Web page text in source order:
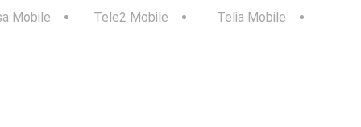
Telia Mobile
Tele2 Mobile
Mobile